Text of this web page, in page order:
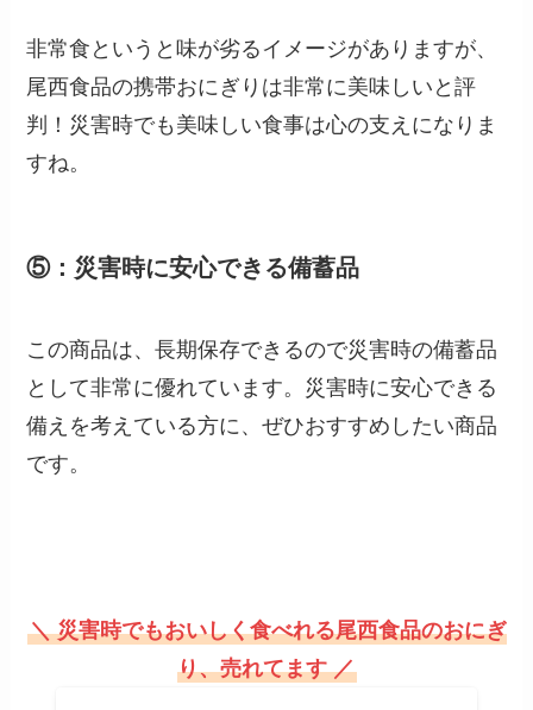
非常食というと味が劣るイメージがありますが、
尾西食品の携帯おにぎりは非常に美味しいと評
判！災害時でも美味しい食事は心の支えになりま
すね。
⑤：災害時に安心できる備蓄品
この商品は、長期保存できるので災害時の備蓄品
として非常に優れています。災害時に安心できる
備えを考えている方に、ぜひおすすめしたい商品
です。
＼ 災害時でもおいしく食べれる尾西食品のおにぎ
り、売れてます ／